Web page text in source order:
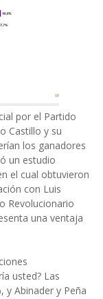
por el Partido
Castillo y su
los ganadores
un estudio
el cual obtuvieron
con Luis
Revolucionario
una ventaja
usted? Las
y Abinader y Peña